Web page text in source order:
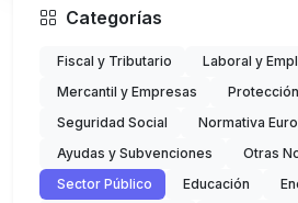
Categorías
Fiscal y Tributario
Laboral y
Mercantil y Empresas
Seguridad Social
Normativa
Ayudas y Subvenciones
Otras
Sector Público
Educación